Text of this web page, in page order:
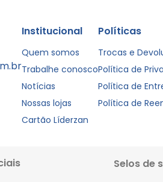
Institucional
Quem somos
Trabalhe conosco
Notícias
Nossas lojas
Cartão Líderzan
Políticas
Trocas e
Política de
Política de
Política de
Selos de